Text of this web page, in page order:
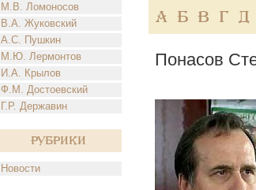
М.В. Ломоносов
В.А. Жуковский
А.С. Пушкин
М.Ю. Лермонтов
И.А. Крылов
Ф.М. Достоевский
Г.Р. Державин
Рубрики
Новости
А Б В Г Д
Понасов